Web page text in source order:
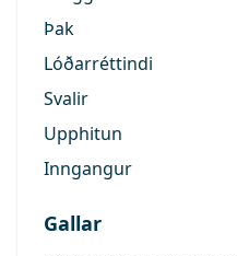
Þak
Lóðarréttindi
Svalir
Upphitun
Inngangur
Gallar